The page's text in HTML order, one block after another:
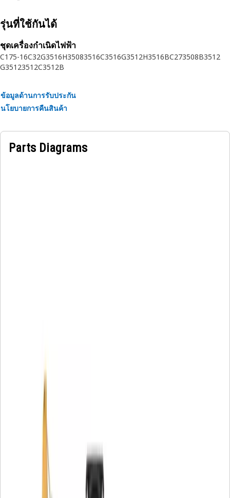
รุ่นที่ใช้กันได้
ชุดเครื่องกำเนิดไฟฟ้า
C175-16C32G3516H35083516C3516G3512H3516BC273508B3512
G35123512C3512B
ข้อมูลด้านการรับประกัน
นโยบายการคืนสินค้า
Parts Diagrams